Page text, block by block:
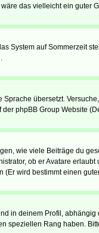
das vielleicht ein guter
auf Sommerzeit
übersetzt.
phpBB Group Website
wie viele Beiträge du
ob er Avatare
(Er wird bestimmt einen
in deinem Profil,
Rang haben.